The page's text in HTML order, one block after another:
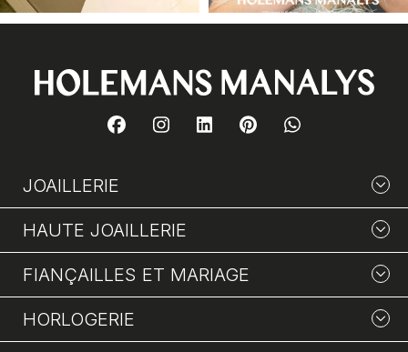
JOAILLERIE
HAUTE JOAILLERIE
FIANÇAILLES ET MARIAGE
HORLOGERIE